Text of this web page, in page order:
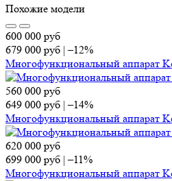
Похожие модели
600 000 руб
679 000 руб |–12%
Многофункциональный аппарат
560 000 руб
649 000 руб |–14%
Многофункциональный аппарат
620 000 руб
699 000 руб |–11%
Многофункциональный аппарат